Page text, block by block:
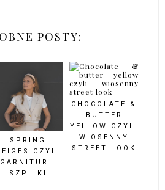
POSTY:
SPRING
CZYLI
GARNITUR I
SZPILKI
CHOCOLATE &
BUTTER
YELLOW CZYLI
WIOSENNY
STREET LOOK